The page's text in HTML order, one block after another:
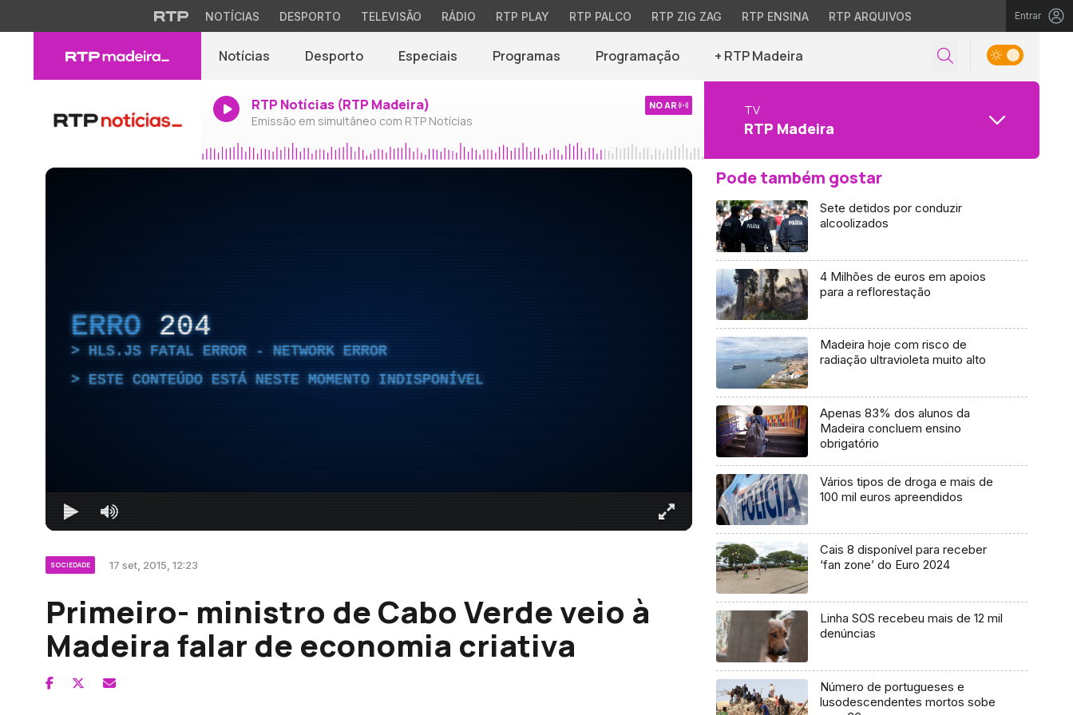
NOTÍCIAS DESPORTO TELEVISÃO RÁDIO RTP PLAY RTP PALCO RTP ZIG ZAG RTP ENSINA RTP ARQUIVOS Entrar
Notícias Desporto Especiais Programas Programação + RTP Madeira
RTP Notícias (RTP Madeira)
Emissão em simultâneo com RTP Notícias
NO AR TV
RTP Madeira
ERRO 204
HLS.JS FATAL ERROR - NETWORK ERROR
ESTE CONTEÚDO ESTÁ NESTE MOMENTO INDISPONÍVEL
SOCIEDADE 17 set, 2015, 12:23
Primeiro- ministro de Cabo Verde veio à
Madeira falar de economia criativa
Pode também gostar
Sete detidos por conduzir
alcoolizados
4 Milhões de euros em apoios
para a reflorestação
Madeira hoje com risco de
radiação ultravioleta muito alto
Apenas 83% dos alunos da
Madeira concluem ensino
obrigatório
Vários tipos de droga e mais de
100 mil euros apreendidos
Cais 8 disponível para receber
‘fan zone’ do Euro 2024
Linha SOS recebeu mais de 12 mil
denúncias
Número de portugueses e
lusodescendentes mortos sobe